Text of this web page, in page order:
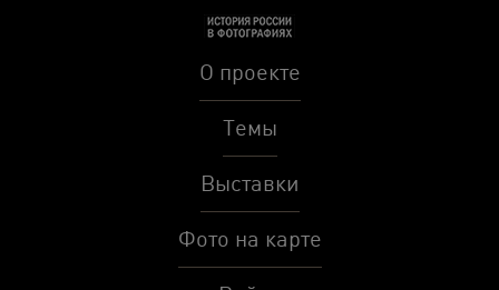
О проекте
Темы
Выставки
Фото на карте